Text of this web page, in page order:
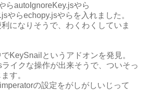
らautoIgnoreKey.jsやら
やらechopy.jsやらを入れました。
になりそうで、わくわくしていま
KeySnailというアドオンを発見。
イクな操作が出来そうで、ついそっ
す。
の設定をがしがしいじって